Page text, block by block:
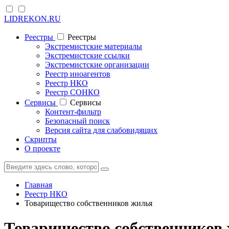
LIDREKON.RU
Реестры
Реестры
Экстремистские материалы
Экстремистские ссылки
Экстремистские организации
Реестр иноагентов
Реестр НКО
Реестр СОНКО
Cервисы
Cервисы
Контент-фильтр
Безопасный поиск
Версия сайта для слабовидящих
Скрипты
О проекте
Главная
Реестр НКО
Товарищество собственников жилья